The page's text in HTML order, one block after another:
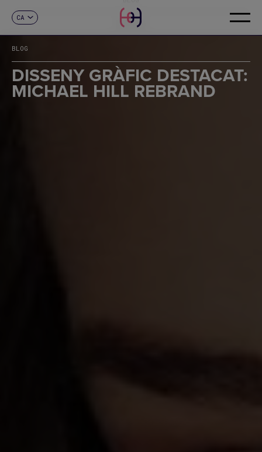
CA
FR
DE
IT
PT
CONTACTE
BLOG
DISSENY GRÀFIC DESTACAT:
MICHAEL HILL REBRAND